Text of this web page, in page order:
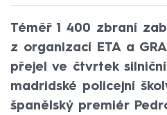
Téměř 1 400 zbraní
z organizací ETA a
přejel ve čtvrtek
madridské policejní
španělský premiér